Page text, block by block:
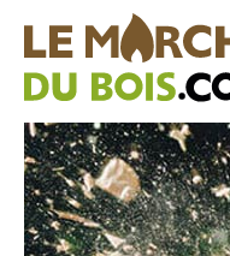
CHAUFFAGE AU BOIS
FAQ